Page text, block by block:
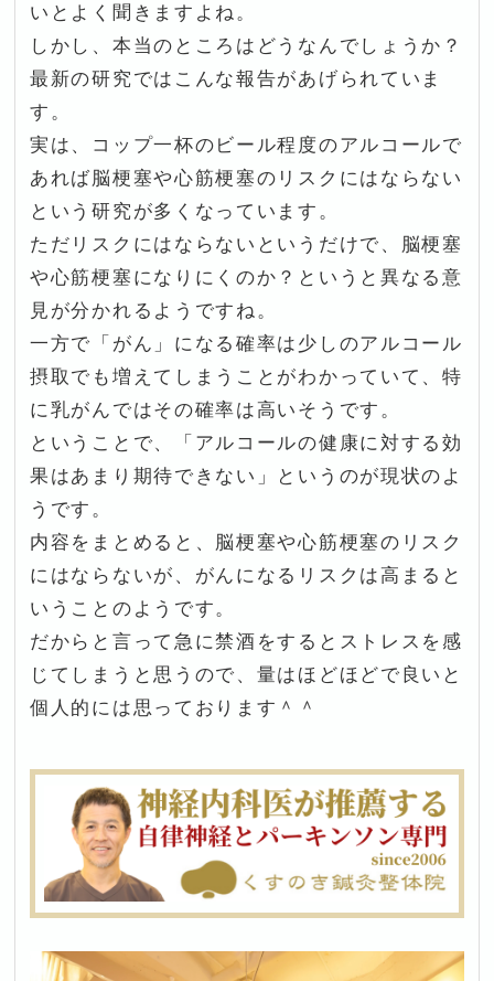
いとよく聞きますよね。
しかし、本当のところはどうなんでしょうか？
最新の研究ではこんな報告があげられていま
す。
実は、コップ一杯のビール程度のアルコールで
あれば脳梗塞や心筋梗塞のリスクにはならない
という研究が多くなっています。
ただリスクにはならないというだけで、脳梗塞
や心筋梗塞になりにくのか？というと異なる意
見が分かれるようですね。
一方で「がん」になる確率は少しのアルコール
摂取でも増えてしまうことがわかっていて、特
に乳がんではその確率は高いそうです。
ということで、「アルコールの健康に対する効
果はあまり期待できない」というのが現状のよ
うです。
内容をまとめると、脳梗塞や心筋梗塞のリスク
にはならないが、がんになるリスクは高まると
いうことのようです。
だからと言って急に禁酒をするとストレスを感
じてしまうと思うので、量はほどほどで良いと
個人的には思っております＾＾